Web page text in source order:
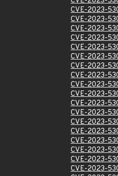
CVE-2023-
CVE-2023-
CVE-2023-
CVE-2023-
CVE-2023-
CVE-2023-
CVE-2023-
CVE-2023-
CVE-2023-
CVE-2023-
CVE-2023-
CVE-2023-
CVE-2023-
CVE-2023-
CVE-2023-
CVE-2023-
CVE-2023-
CVE-2023-